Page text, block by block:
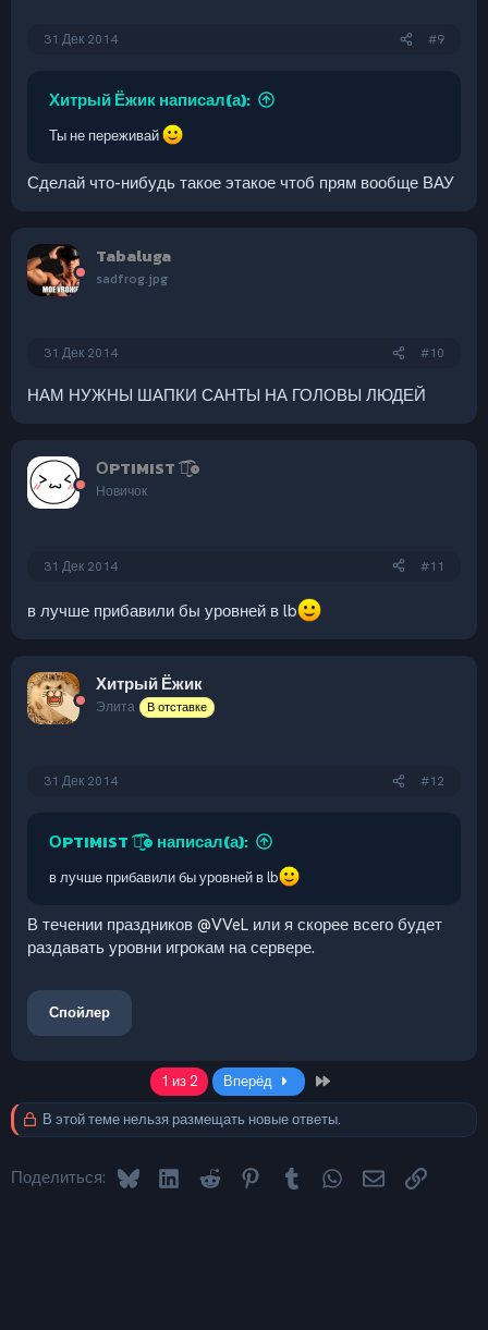
31 Дек 2014 #9
Хитрый Ёжик написал(а):
Ты не переживай
Сделай что-нибудь такое этакое чтоб прям вообще ВАУ
Tabaluga
sadfrog.jpg
31 Дек 2014 #10
НАМ НУЖНЫ ШАПКИ САНТЫ НА ГОЛОВЫ ЛЮДЕЙ
ОPTIMIST ͡๏̮͡๏
Новичок
31 Дек 2014 #11
в лучше прибавили бы уровней в lb
Хитрый Ёжик
Элита В отставке
31 Дек 2014 #12
ОPTIMIST ͡๏̮͡๏ написал(а):
в лучше прибавили бы уровней в lb
В течении праздников @VVeL или я скорее всего будет
раздавать уровни игрокам на сервере.
Спойлер
1 из 2 Вперёд
В этой теме нельзя размещать новые ответы.
Поделиться: Bluesky LinkedInReddit PinterestTumblr WhatsApp
Электронная
Ссылка